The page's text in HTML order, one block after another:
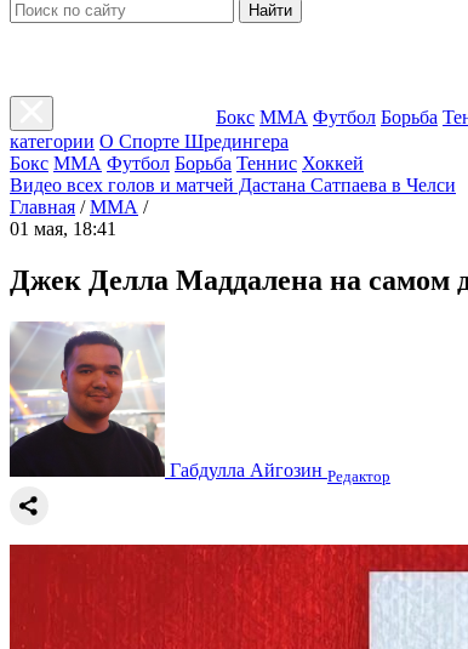
Найти
Бокс ММА Футбол Борьба
категории О Спорте Шредингера
Бокс ММА Футбол Борьба Теннис Хоккей
Видео всех голов и матчей Дастана Сатпаева в Челси
Главная / ММА /
01 мая, 18:41
Джек Делла Маддалена на самом
Габдулла Айгозин Редактор